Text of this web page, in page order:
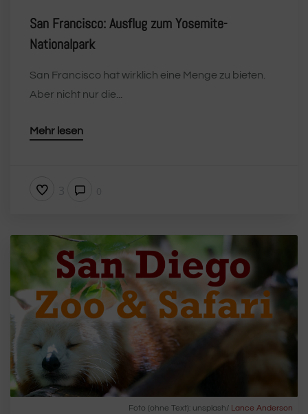
San Francisco: Ausflug zum Yosemite-
Nationalpark
San Francisco hat wirklich eine Menge zu bieten.
Aber nicht nur die...
Mehr lesen
Foto (ohne Text): unsplash/ Lance Anderson